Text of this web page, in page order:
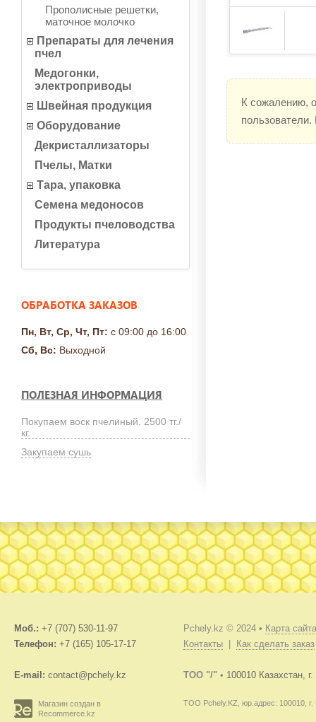
Прополисные решетки,
маточное молочко
Препараты для лечения
пчел
Медогонки,
электроприводы
Швейная продукция
Оборудование
Декристаллизаторы
Пчелы, Матки
Тара, упаковка
Семена медоносов
Продукты пчеловодства
Литература
ОБРАБОТКА ЗАКАЗОВ
Пн, Вт, Ср, Чт, Пт: с 09:00 до 16:00
Сб, Вс: Выходной
ПОЛЕЗНАЯ ИНФОРМАЦИЯ
Покупаем воск пчелиный. 2500 тг./
кг.
Закупаем сушь
К сожалению,
Моб.: +7 (707) 530-11-97
Телефон: +7 (165) 105-17-17
E-mail: contact@pchely.kz
Магазин создан в
Recommerce.kz
Pchely.kz © 2024 • Карта сайта
Контакты
Как сделать заказ
TOO "/" • 100010 Казахстан,
ТОО Pchely.KZ, юр.адрес: 100010, г.